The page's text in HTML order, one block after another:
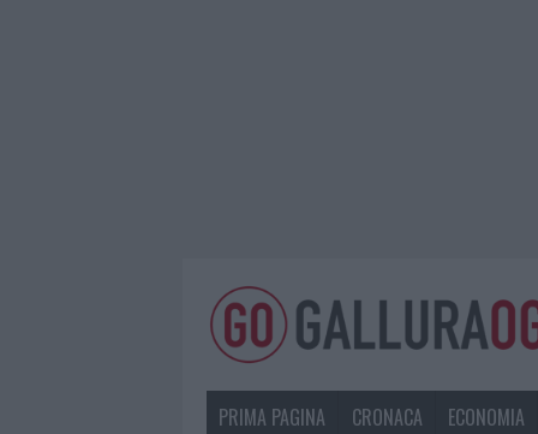
PRIMA PAGINA CRONACA ECONOMIA